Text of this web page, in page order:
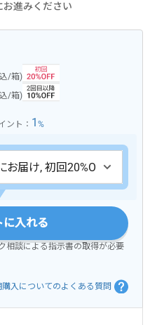
お進みください
/箱)
/箱)
ント： 1 %
に入れる
相談による指示書の取得が必要
購入についてのよくある質問